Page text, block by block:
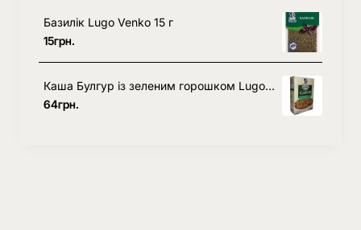
Базилік Lugo Venko 15 г
15грн.
Каша Булгур із зеленим горошком Lugo Venko 216 г
64грн.